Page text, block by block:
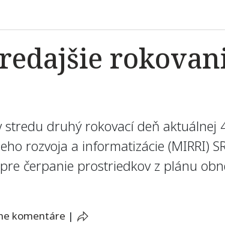
stredu druhý rokovací deň
rozvoja a informatizácie (MIRRI)
čerpanie prostriedkov z plánu
komentáre |